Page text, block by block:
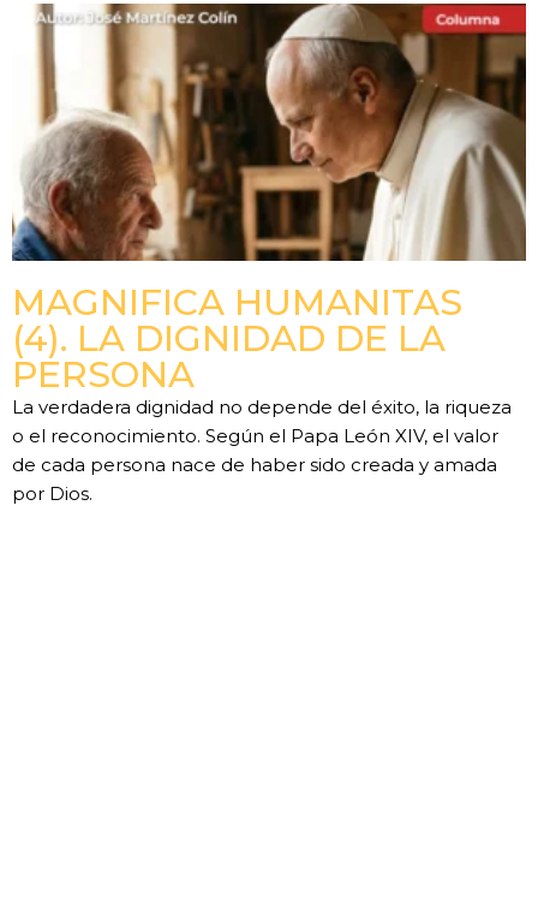
MAGNIFICA HUMANITAS
(4). LA DIGNIDAD DE LA
PERSONA
La verdadera dignidad no depende del éxito, la riqueza
o el reconocimiento. Según el Papa León XIV, el valor
de cada persona nace de haber sido creada y amada
por Dios.